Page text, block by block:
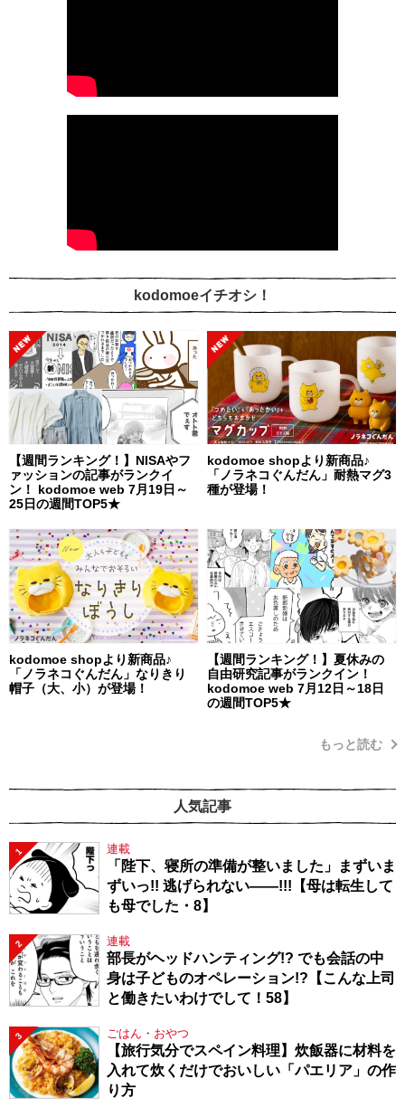
kodomoeイチオシ！
【週間ランキング！】NISAやフ
ァッションの記事がランクイ
ン！ kodomoe web 7月19日～
25日の週間TOP5★
kodomoe shopより新商品♪
「ノラネコぐんだん」耐熱マグ3
種が登場！
kodomoe shopより新商品♪
「ノラネコぐんだん」なりきり
帽子（大、小）が登場！
【週間ランキング！】夏休みの
自由研究記事がランクイン！
kodomoe web 7月12日～18日
の週間TOP5★
もっと読む
人気記事
1 連載
「陛下、寝所の準備が整いました」まずいま
ずいっ!! 逃げられない――!!!【母は転生して
も母でした・8】
2 連載
部長がヘッドハンティング!? でも会話の中
身は子どものオペレーション!?【こんな上司
と働きたいわけでして！58】
3 ごはん・おやつ
【旅行気分でスペイン料理】炊飯器に材料を
入れて炊くだけでおいしい「パエリア」の作
り方